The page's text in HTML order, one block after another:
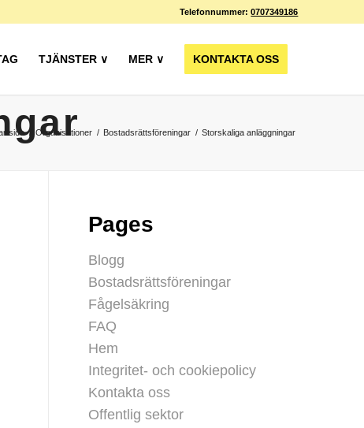
Telefonnummer:0707349186
TJÄNSTER ∨ MER ∨ KONTAKTA OSS
/ Organisationer / Bostadsrättsföreningar / Storskaliga anläggningar
Pages
Blogg
Bostadsrättsföreningar
Fågelsäkring
FAQ
Hem
Integritet- och cookiepolicy
Kontakta oss
Offentlig sektor